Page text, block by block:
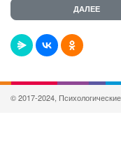
© 2017-2024,